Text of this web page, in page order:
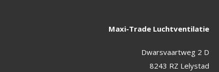
Maxi-Trade Luchtventilatie
Dwarsvaartweg 2 D
8243 RZ Lelystad